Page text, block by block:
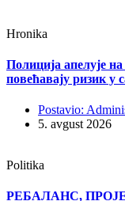
Hronika
Полиција апелује
повећавају ризик у
Postavio:
5. avgust 2026
Politika
РЕБАЛАНС,